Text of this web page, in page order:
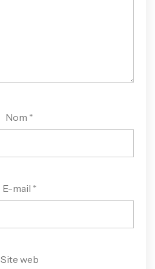
Nom *
E-mail *
Site web